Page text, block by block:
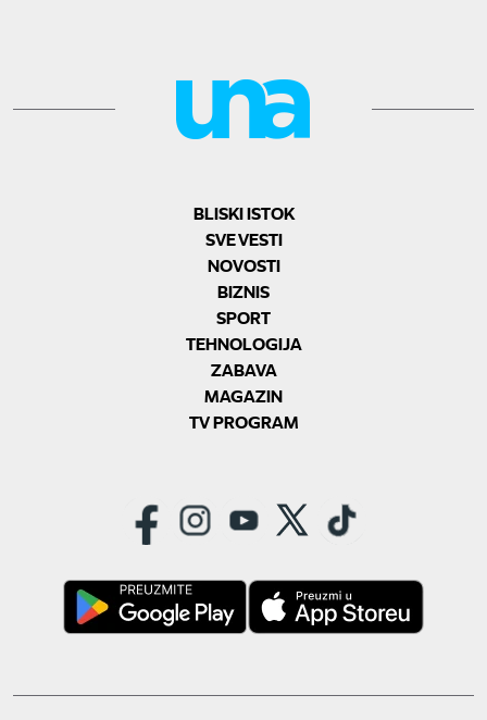
BLISKI ISTOK
SVE VESTI
NOVOSTI
BIZNIS
SPORT
TEHNOLOGIJA
ZABAVA
MAGAZIN
TV PROGRAM